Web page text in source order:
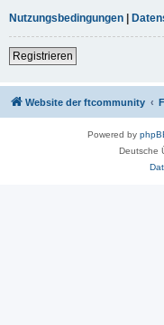
Nutzungsbedingungen |
Registrieren
Website der ftcommunity
Powered by
Deutsche